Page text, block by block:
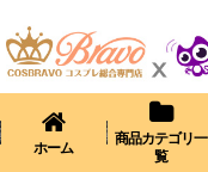
ホーム
商品カテゴリ一
覧